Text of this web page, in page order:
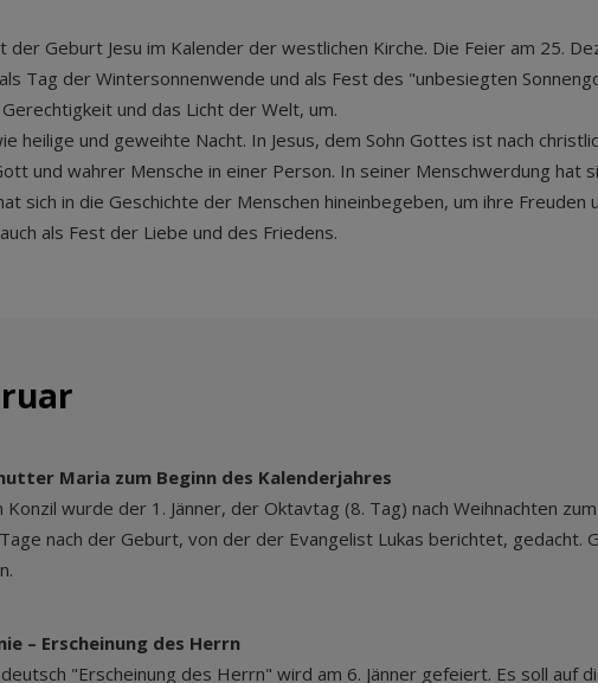
der Geburt Jesu im Kalender der westlichen Kirche. Die Feier am 25.
Tag der Wintersonnenwende und als Fest des "unbesiegten
und das Licht der Welt, um.
heilige und geweihte Nacht. In Jesus, dem Sohn Gottes ist nach
und wahrer Mensche in einer Person. In seiner Menschwerdung
sich in die Geschichte der Menschen hineinbegeben, um ihre
als Fest der Liebe und des Friedens.
Maria zum Beginn des Kalenderjahres
Konzil wurde der 1. Jänner, der Oktavtag (8. Tag) nach Weihnachten
nach der Geburt, von der der Evangelist Lukas berichtet, gedacht.
– Erscheinung des Herrn
"Erscheinung des Herrn" wird am 6. Jänner gefeiert. Es soll